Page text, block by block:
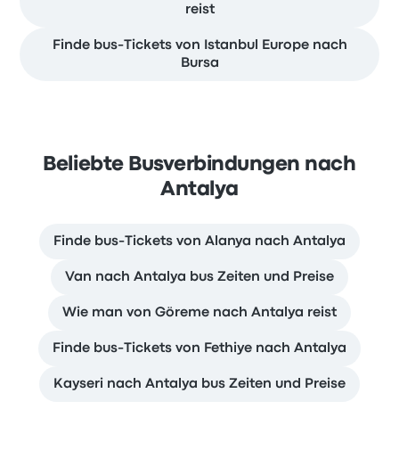
reist
Finde bus-Tickets von Istanbul Europe nach
Bursa
Beliebte Busverbindungen nach
Antalya
Finde bus-Tickets von Alanya nach Antalya
Van nach Antalya bus Zeiten und Preise
Wie man von Göreme nach Antalya reist
Finde bus-Tickets von Fethiye nach Antalya
Kayseri nach Antalya bus Zeiten und Preise